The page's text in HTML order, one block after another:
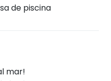
de piscina
mar!